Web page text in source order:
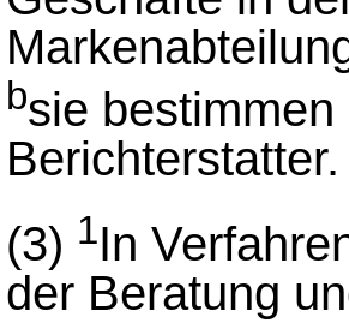
bsie
Berichterstatter.
(3) 1In
der Beratung